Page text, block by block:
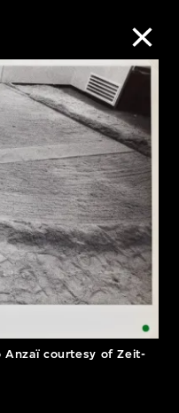
Anzaï courtesy of Zeit-
搜索